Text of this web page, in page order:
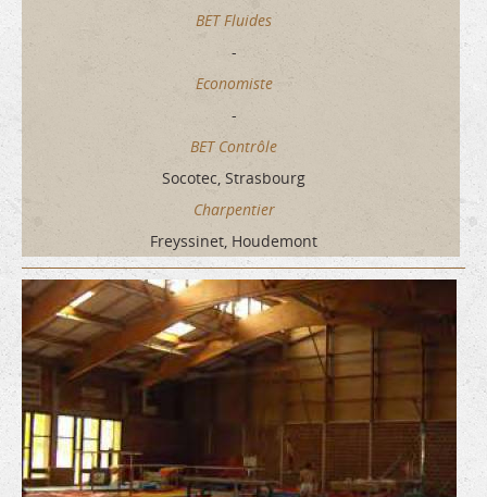
BET Fluides
-
Economiste
-
BET Contrôle
Socotec, Strasbourg
Charpentier
Freyssinet, Houdemont